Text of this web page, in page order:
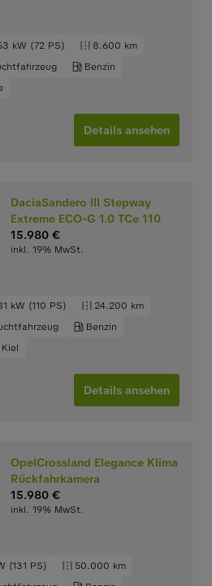
kW (72 PS)
8.600 km
Benzin
Details ansehen
DaciaSandero III Stepway
Extreme ECO-G 1.0 TCe 110
15.980 €
inkl. 19% MwSt.
kW (110 PS)
24.200 km
Benzin
Details ansehen
OpelCrossland Elegance Klima
Rückfahrkamera
15.980 €
inkl. 19% MwSt.
(131 PS)
50.000 km